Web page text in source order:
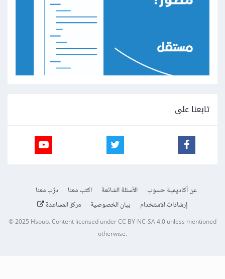
تابعنا على
عن أكاديمية حسوب الأسئلة الشائعة اكتب معنا
درّب معنا
إرشادات الاستخدام
بيان الخصوصية مركز المساعدة
© 2025 Hsoub.Content licensed underCC BY-NC-SA 4.0unless mentioned
otherwise.